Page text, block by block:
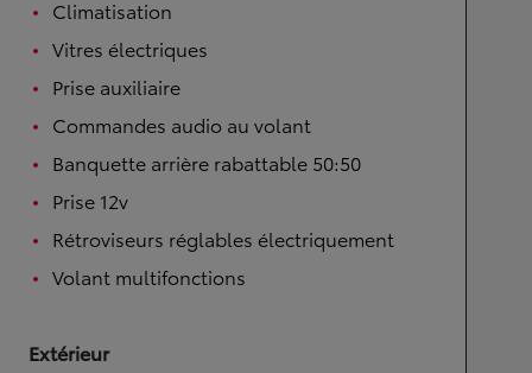
Climatisation
Vitres électriques
Prise auxiliaire
Commandes audio au volant
Banquette arrière rabattable 50:50
Prise 12v
Rétroviseurs réglables électriquement
Volant multifonctions
Extérieur